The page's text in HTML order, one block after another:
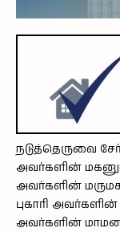
நடுத்தெருவை
அவர்களின்
அவர்களின்
புகாரி
அவர்களின்